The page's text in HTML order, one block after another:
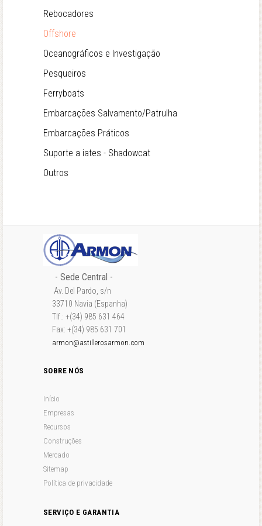
Rebocadores
Offshore
Oceanográficos e Investigação
Pesqueiros
Ferryboats
Embarcações Salvamento/Patrulha
Embarcações Práticos
Suporte a iates - Shadowcat
Outros
- Sede Central -
Av. Del Pardo, s/n
33710 Navia (Espanha)
Tlf.: +(34) 985 631 464
Fax: +(34) 985 631 701
armon@astillerosarmon.com
SOBRE NÓS
Início
Empresas
Recursos
Construções
Mercado
Sitemap
Política de privacidade
SERVIÇO E GARANTIA